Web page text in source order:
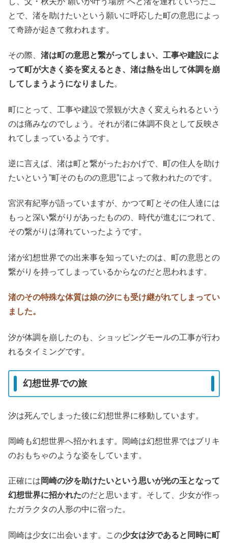
とで、渚を助けたいという願いに呼応した町の意思によっ
て奇跡が起きて救われます。
その際、 渚は町の意思と繋がってしまい、工事や建設によ
って町が大きく姿を変えるとき、渚は熱を出して体調を崩
してしまうようになりました。
町にとって、工事や建設で景観が大きく変えられるという
のは痛みなのでしょう。それが渚に体調不良として反映さ
れてしまっているようです。
逆に言えば、渚は町と繋がったおかげで、町の住人を助け
たいという”町そのものの意思”によって救われたのです。
宮沢有紀寧が語っていますが、かつて町とその住人達には
もっと深い繋がりがあったものの、時代が進むにつれて、
その繋がりは薄れていったようです。
渚が幻想世界での出来事を知っていたのは、町の意思との
繋がりを持ってしまっているからなのだと思われます。
渚のその特殊な体質は娘の汐にも受け継がれてしまってい
ました。
汐が体調を崩したのも、ショッピングモールの工事が行わ
れるタイミングです。
幻想世界での旅
汐は死んでしまった後に幻想世界に移動しています。
岡崎も幻想世界へ招かれます。岡崎は幻想世界ではブリキ
のおもちゃのような姿をしています。
正確には 岡崎の汐を助けたいという思いが光の玉となって
幻想世界に招かれたのだと思います。そして、少女が作っ
たガラクタの人形の中に宿った。
岡崎は少女に出会います。この少女は汐であると同時に町